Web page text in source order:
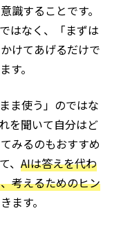
識することです。
はなく、「まずは
けてあげるだけで
す。
ま使う」のではな
を聞いて自分はど
みるのもおすすめ
、 AIは答えを代わ
考えるためのヒン
ます。